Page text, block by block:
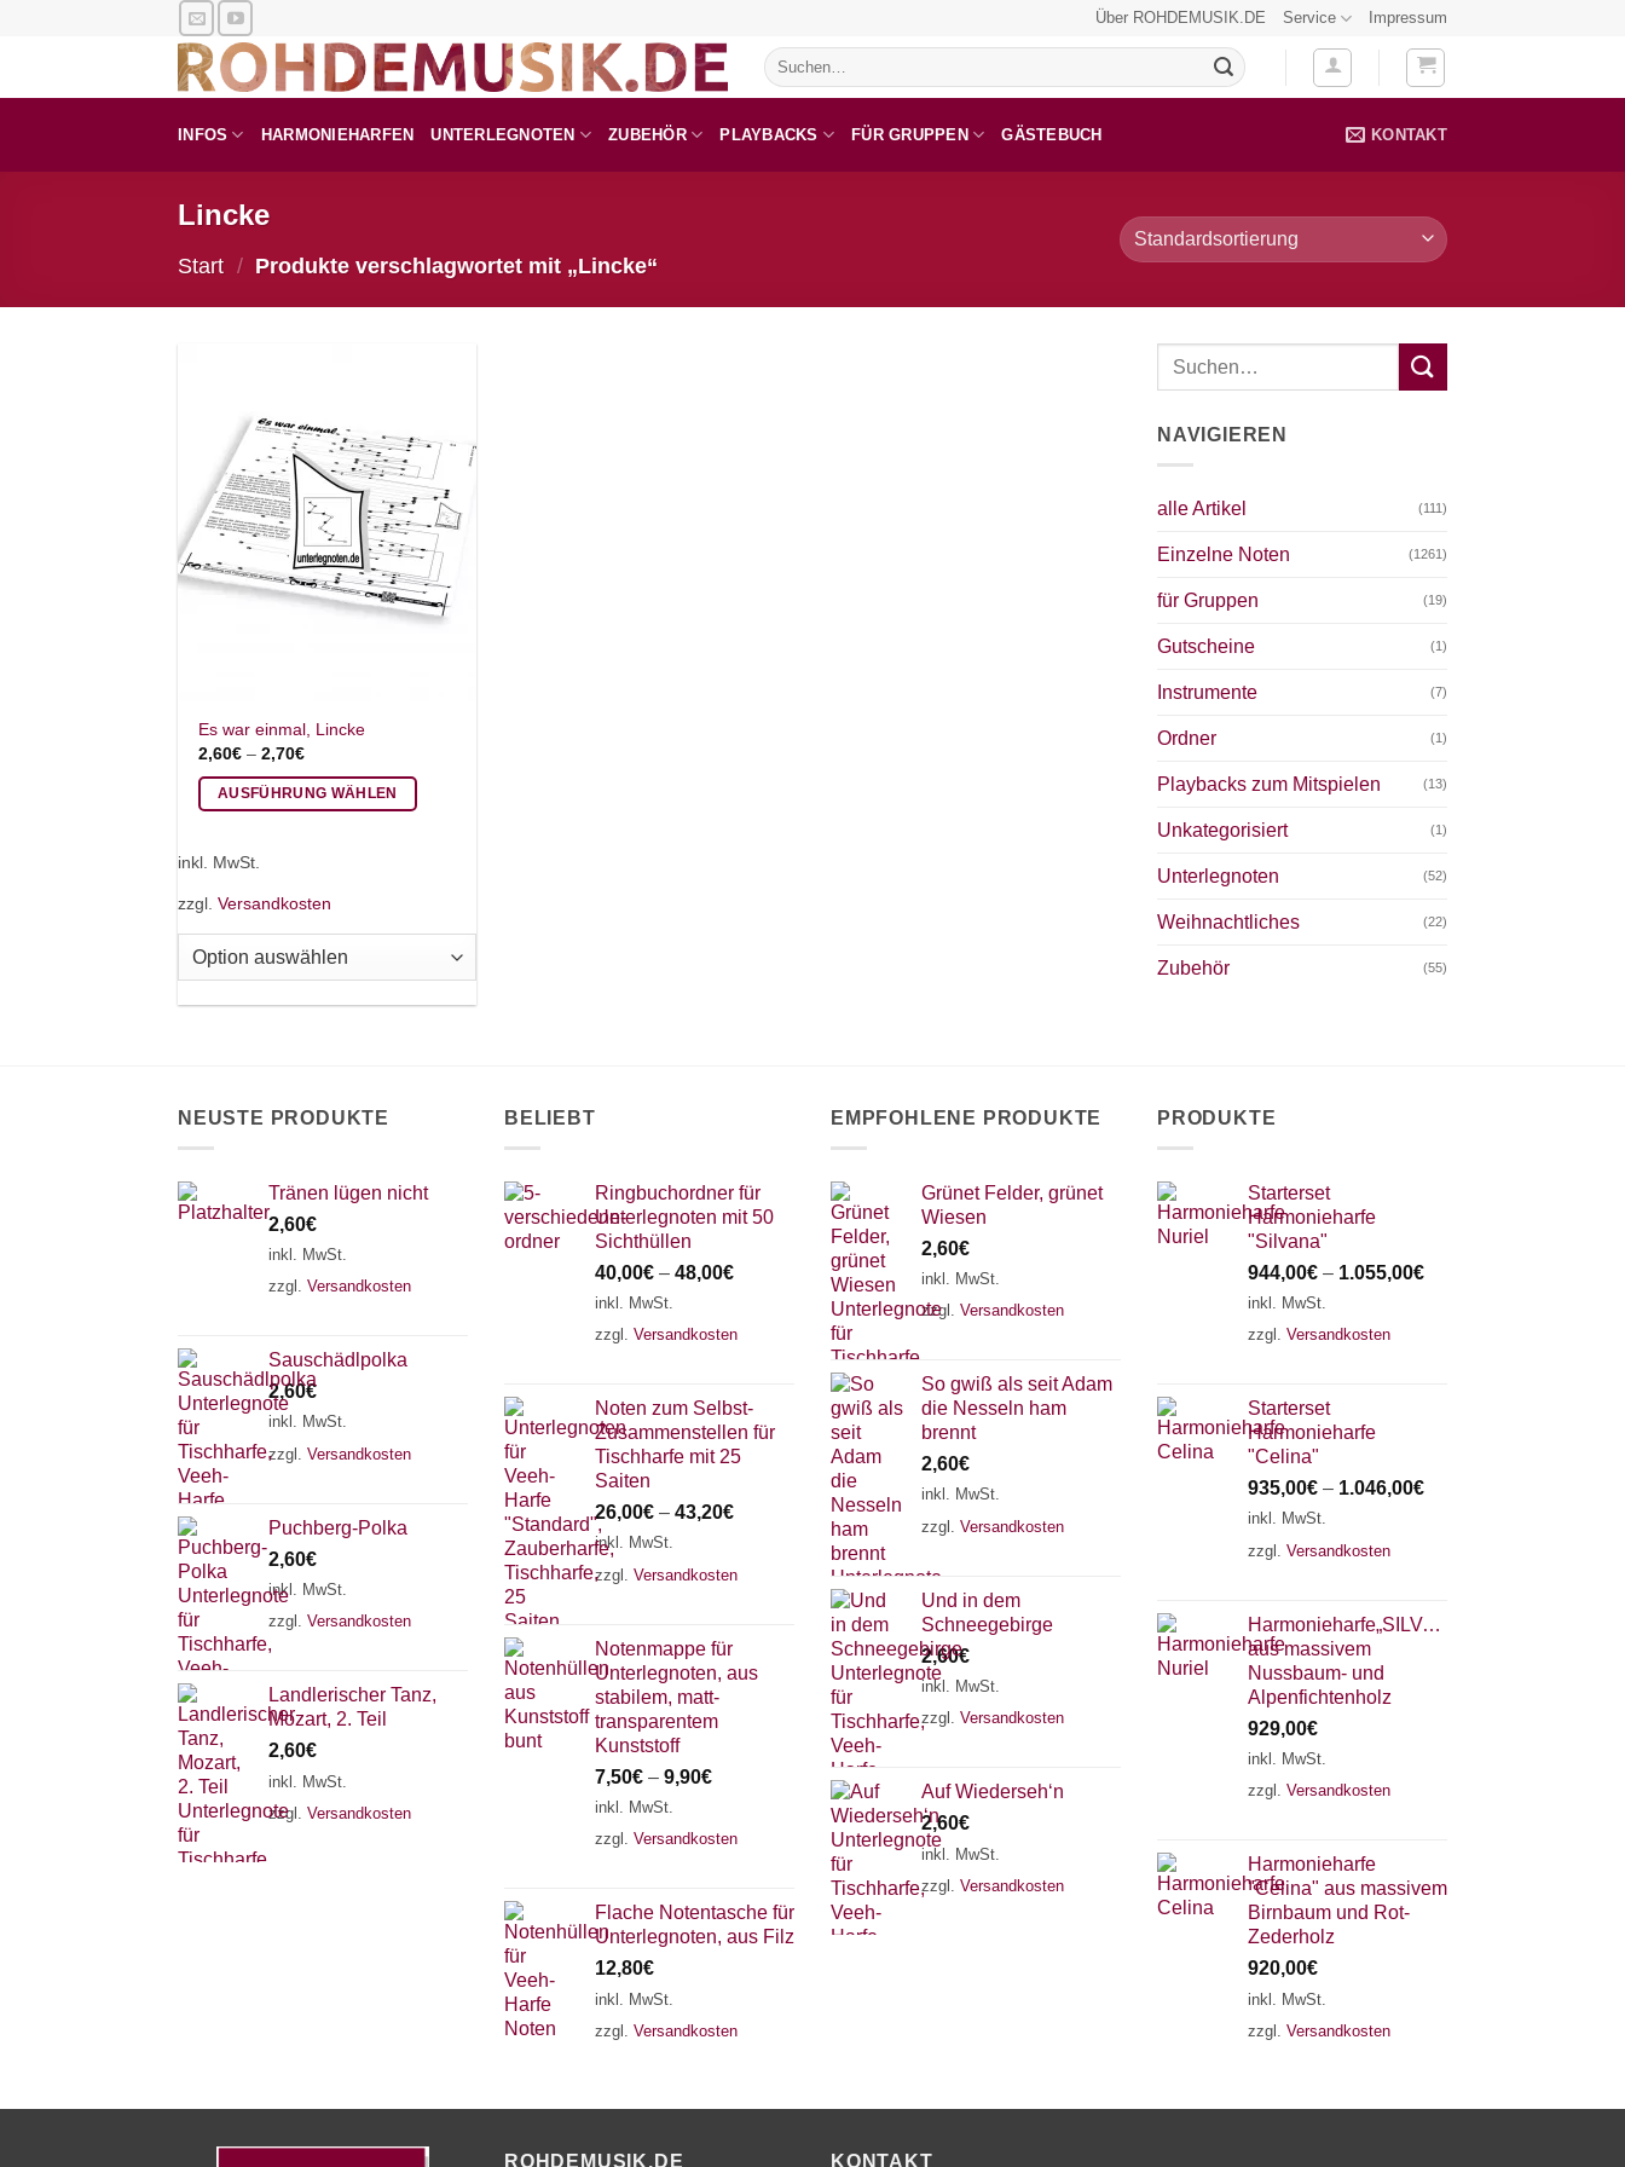
Über ROHDEMUSIK.DE Service Impressum
Suchen
nach:
INFOS HARMONIEHARFEN UNTERLEGNOTEN ZUBEHÖR PLAYBACKS FÜR GRUPPEN GÄSTEBUCH KONTAKT
Lincke
Start / Produkte verschlagwortet mit „Lincke“
Es war einmal, Lincke
2,60€ –2,70€
AUSFÜHRUNG WÄHLEN
mehrere
Varianten
auf.
Produktseite
gewählt
inkl. MwSt.
zzgl. Versandkosten
NAVIGIEREN
alle Artikel (111)
Einzelne Noten (1261)
für Gruppen (19)
Gutscheine (1)
Instrumente (7)
Ordner (1)
Playbacks zum Mitspielen (13)
Unkategorisiert (1)
Unterlegnoten (52)
Weihnachtliches (22)
Zubehör (55)
NEUSTE PRODUKTE
Tränen lügen nicht
2,60€
inkl. MwSt.
zzgl. Versandkosten
Sauschädlpolka
2,60€
inkl. MwSt.
zzgl. Versandkosten
Puchberg-Polka
2,60€
inkl. MwSt.
zzgl. Versandkosten
Landlerischer Tanz,
Mozart, 2. Teil
2,60€
inkl. MwSt.
zzgl. Versandkosten
BELIEBT
Ringbuchordner für
Unterlegnoten mit 50
Sichthüllen
40,00€ – 48,00€
inkl. MwSt.
zzgl. Versandkosten
Noten zum Selbst-
Zusammenstellen für
Tischharfe mit 25
Saiten
26,00€ – 43,20€
inkl. MwSt.
zzgl. Versandkosten
Notenmappe für
Unterlegnoten, aus
stabilem, matt-
transparentem
Kunststoff
7,50€ – 9,90€
inkl. MwSt.
zzgl. Versandkosten
Flache Notentasche für
Unterlegnoten, aus Filz
12,80€
inkl. MwSt.
zzgl. Versandkosten
EMPFOHLENE PRODUKTE
Grünet Felder, grünet
Wiesen
2,60€
inkl. MwSt.
zzgl. Versandkosten
So gwiß als seit Adam
die Nesseln ham
brennt
2,60€
inkl. MwSt.
zzgl. Versandkosten
Und in dem
Schneegebirge
2,60€
inkl. MwSt.
zzgl. Versandkosten
Auf Wiederseh‘n
2,60€
inkl. MwSt.
zzgl. Versandkosten
PRODUKTE
Starterset
Harmonieharfe
"Silvana"
944,00€ – 1.055,00€
inkl. MwSt.
zzgl. Versandkosten
Starterset
Harmonieharfe
"Celina"
935,00€ – 1.046,00€
inkl. MwSt.
zzgl. Versandkosten
Harmonieharfe„SILVANA"
aus massivem
Nussbaum- und
Alpenfichtenholz
929,00€
inkl. MwSt.
zzgl. Versandkosten
Harmonieharfe
"Celina" aus massivem
Birnbaum und Rot-
Zederholz
920,00€
inkl. MwSt.
zzgl. Versandkosten
ROHDEMUSIK.DE KONTAKT
18 SAITEN 21 SAITEN 25 SAITEN
AKKORDZITHER